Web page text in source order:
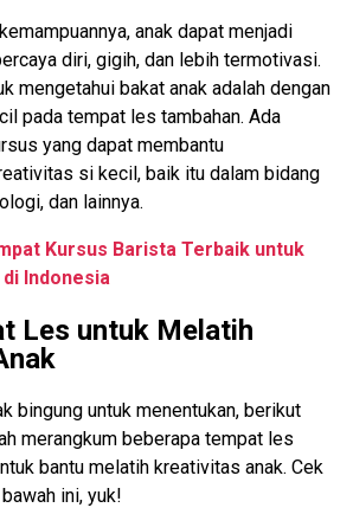
anak dapat menjadi
diri, gigih, dan lebih termotivasi.
mengetahui bakat anak adalah dengan
pada tempat les tambahan. Ada
yang dapat membantu
si kecil, baik itu dalam bidang
dan lainnya.
Kursus Barista Terbaik untuk
Indonesia
Les untuk Melatih
bingung untuk menentukan, berikut
merangkum beberapa tempat les
bantu melatih kreativitas anak. Cek
ini, yuk!